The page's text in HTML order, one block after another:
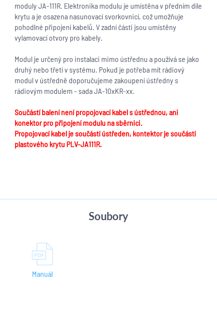
moduly JA-111R. Elektronika modulu je umístěna v předním díle
krytu a je osazena nasunovací svorkovnicí, což umožňuje
pohodlné připojení kabelů. V zadní části jsou umístěny
vylamovací otvory pro kabely.
Modul je určený pro instalaci mimo ústřednu a používá se jako
druhý nebo třetí v systému. Pokud je potřeba mít rádiový
modul v ústředně doporučujeme zakoupení ústředny s
rádiovým modulem - sada JA-10xKR-xx.
Součástí balení není propojovací kabel s ústřednou, ani
konektor pro připojení modulu na sběrnici.
Propojovací kabel je součástí ústředen, kontektor je součástí
plastového krytu PLV-JA111R.
Soubory
Manuál